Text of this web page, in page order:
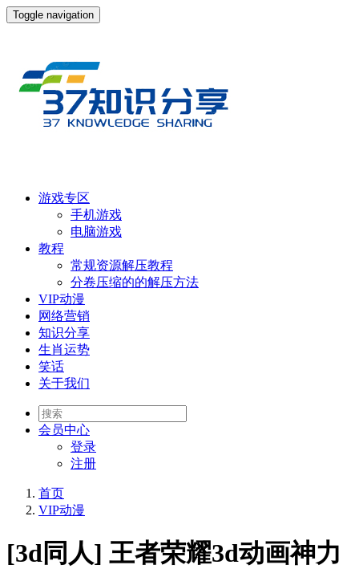
Toggle navigation
游戏专区
手机游戏
电脑游戏
教程
常规资源解压教程
分卷压缩的的解压方法
VIP动漫
网络营销
知识分享
生肖运势
笑话
关于我们
会员中心
登录
注册
首页
VIP动漫
[3d同人] 王者荣耀3d动画神力